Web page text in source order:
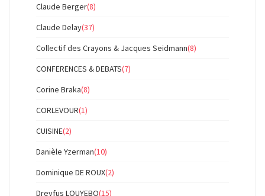
Claude Berger(8)
Claude Delay(37)
Collectif des Crayons & Jacques Seidmann(8)
CONFERENCES & DEBATS(7)
Corine Braka(8)
CORLEVOUR(1)
CUISINE(2)
Danièle Yzerman(10)
Dominique DE ROUX(2)
Dreyfus LOUYEBO(15)